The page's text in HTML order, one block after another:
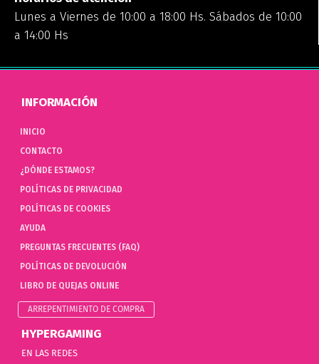
Lunes a Viernes de 10:00 a 18:00 Hs. Sábados de 10:00
a 14:00 Hs
INFORMACIÓN
INICIO
CONTACTO
¿DÓNDE ESTAMOS?
POLÍTICAS DE PRIVACIDAD
POLÍTICAS DE COOKIES
AYUDA
PREGUNTAS FRECUENTES (FAQ)
POLÍTICAS DE DEVOLUCIÓN
LIBRO DE QUEJAS ONLINE
ARREPENTIMIENTO DE COMPRA
HYPERGAMING
EN LAS REDES